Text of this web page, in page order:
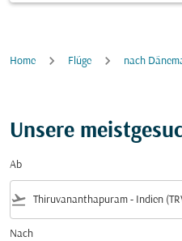
Home Flüge nach
Unsere
Ab
flight_takeoff
Nach